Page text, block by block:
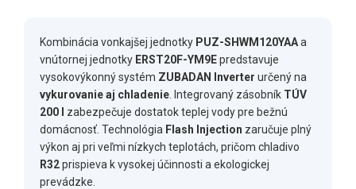
Kombinácia vonkajšej jednotky PUZ-SHWM120YAAa
vnútornej jednotky ERST20F-YM9Epredstavuje
vysokovýkonný systém ZUBADAN Inverter určený na
vykurovanie aj chladenie . Integrovaný zásobník TÚV
200 l
zabezpečuje dostatok teplej vody pre bežnú
domácnosť. Technológia Flash Injection zaručuje plný
výkon aj pri veľmi nízkych teplotách, pričom chladivo
R32prispieva k vysokej účinnosti a ekologickej
prevádzke.